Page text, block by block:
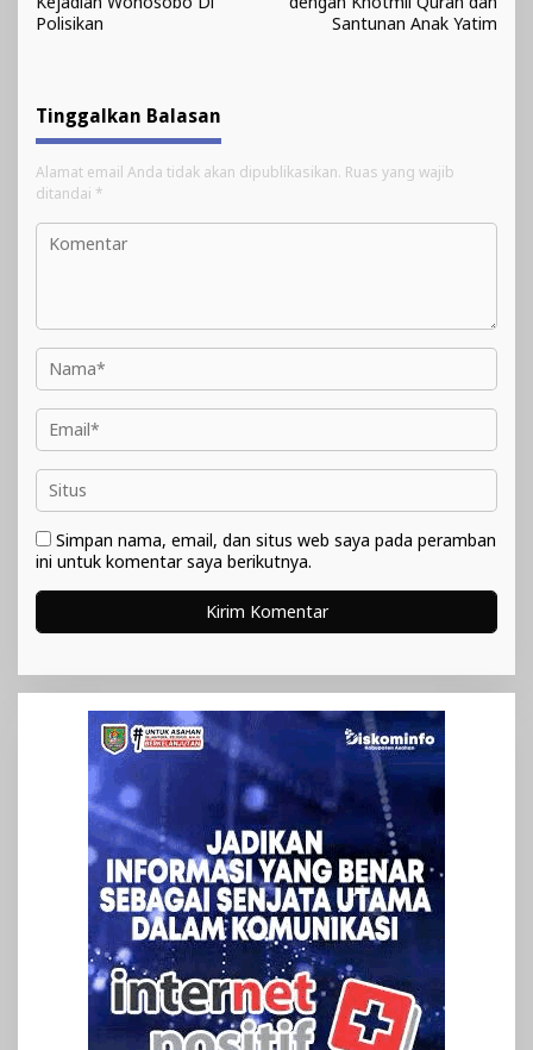
Polisikan
Santunan Anak Yatim
Tinggalkan Balasan
Alamat email Anda tidak akan dipublikasikan. Ruas yang wajib
ditandai *
Simpan nama, email, dan situs web saya pada peramban
ini untuk komentar saya berikutnya.